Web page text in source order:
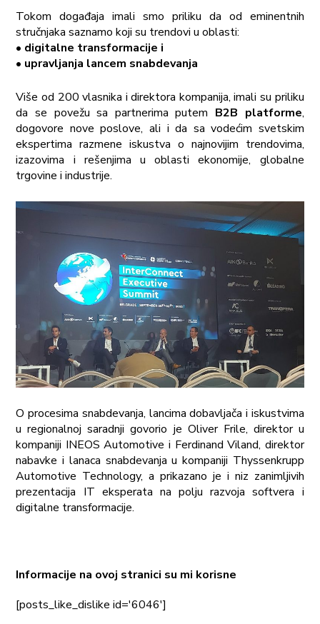
Tokom događaja imali smo priliku da od eminentnih
stručnjaka saznamo koji su trendovi u oblasti:
• digitalne transformacije i
• upravljanja lancem snabdevanja
Više od 200 vlasnika i direktora kompanija, imali su priliku
da se povežu sa partnerima putem B2B platforme,
dogovore nove poslove, ali i da sa vodećim svetskim
ekspertima razmene iskustva o najnovijim trendovima,
izazovima i rešenjima u oblasti ekonomije, globalne
trgovine i industrije.
O procesima snabdevanja, lancima dobavljača i iskustvima
u regionalnoj saradnji govorio je Oliver Frile, direktor u
kompaniji INEOS Automotive i Ferdinand Viland, direktor
nabavke i lanaca snabdevanja u kompaniji Thyssenkrupp
Automotive Technology, а prikazano je i niz zanimljivih
prezentacija IT eksperata na polju razvoja softvera i
digitalne transformacije.
Informacije na ovoj stranici su mi korisne
[posts_like_dislike id='6046']